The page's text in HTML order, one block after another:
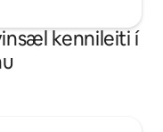
kennileiti í